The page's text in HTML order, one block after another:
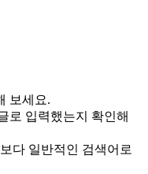
보세요.
로 입력했는지 확인해
다 일반적인 검색어로